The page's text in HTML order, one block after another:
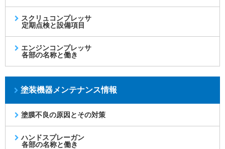
スクリュコンプレッサ
定期点検と設備項目
エンジンコンプレッサ
各部の名称と働き
塗装機器メンテナンス情報
塗膜不良の原因とその対策
ハンドスプレーガン
各部の名称と働き